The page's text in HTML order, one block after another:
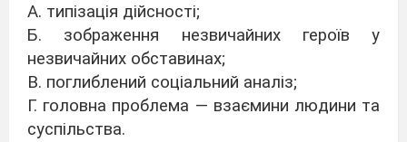
А. типізація дійсності;
Б. зображення незвичайних героїв у
незвичайних обставинах;
В. поглиблений соціальний аналіз;
Г. головна проблема — взаємини людини та
суспільства.